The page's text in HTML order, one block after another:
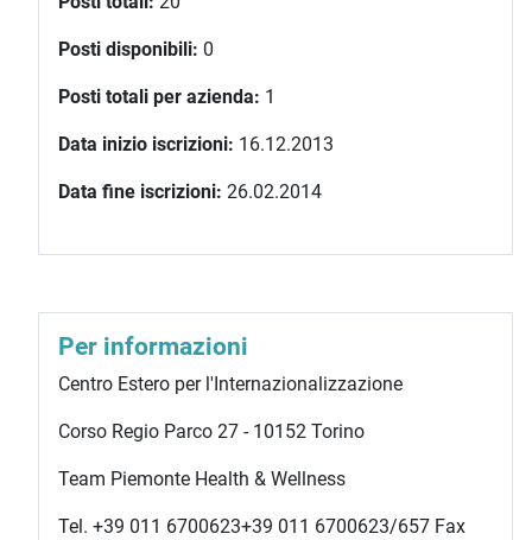
Posti disponibili: 0
Posti totali per azienda: 1
Data inizio iscrizioni: 16.12.2013
Data fine iscrizioni: 26.02.2014
Per informazioni
Centro Estero per l'Internazionalizzazione
Corso Regio Parco 27 - 10152 Torino
Team Piemonte Health & Wellness
Tel. +39 011 6700623+39 011 6700623/657 Fax